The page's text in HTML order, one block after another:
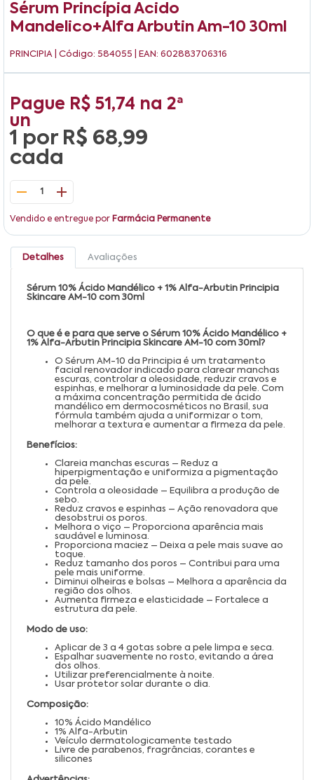
Sérum Princípia Acido
Mandelico+alfa Arbutin Am-10 30ml
PRINCIPIA | Código: 584055 | EAN: 602883706316
Pague R$ 51,74 na 2ª
un
1 por R$ 68,99
cada
1
Vendido e entregue por Farmácia Permanente
Detalhes Avaliações
Sérum 10% Ácido Mandélico + 1% Alfa-Arbutin Principia
Skincare AM-10 com 30ml
O que é e para que serve o Sérum 10% Ácido Mandélico +
1% Alfa-Arbutin Principia Skincare AM-10 com 30ml?
O Sérum AM-10 da Principia é um tratamento
facial renovador indicado para clarear manchas
escuras, controlar a oleosidade, reduzir cravos e
espinhas, e melhorar a luminosidade da pele. Com
a máxima concentração permitida de ácido
mandélico em dermocosméticos no Brasil, sua
fórmula também ajuda a uniformizar o tom,
melhorar a textura e aumentar a firmeza da pele.
Benefícios:
Clareia manchas escuras – Reduz a
hiperpigmentação e uniformiza a pigmentação
da pele.
Controla a oleosidade – Equilibra a produção de
sebo.
Reduz cravos e espinhas – Ação renovadora que
desobstrui os poros.
Melhora o viço – Proporciona aparência mais
saudável e luminosa.
Proporciona maciez – Deixa a pele mais suave ao
toque.
Reduz tamanho dos poros – Contribui para uma
pele mais uniforme.
Diminui olheiras e bolsas – Melhora a aparência da
região dos olhos.
Aumenta firmeza e elasticidade – Fortalece a
estrutura da pele.
Modo de uso:
Aplicar de 3 a 4 gotas sobre a pele limpa e seca.
Espalhar suavemente no rosto, evitando a área
dos olhos.
Utilizar preferencialmente à noite.
Usar protetor solar durante o dia.
Composição:
10% Ácido Mandélico
1% Alfa-Arbutin
Veículo dermatologicamente testado
Livre de parabenos, fragrâncias, corantes e
silicones